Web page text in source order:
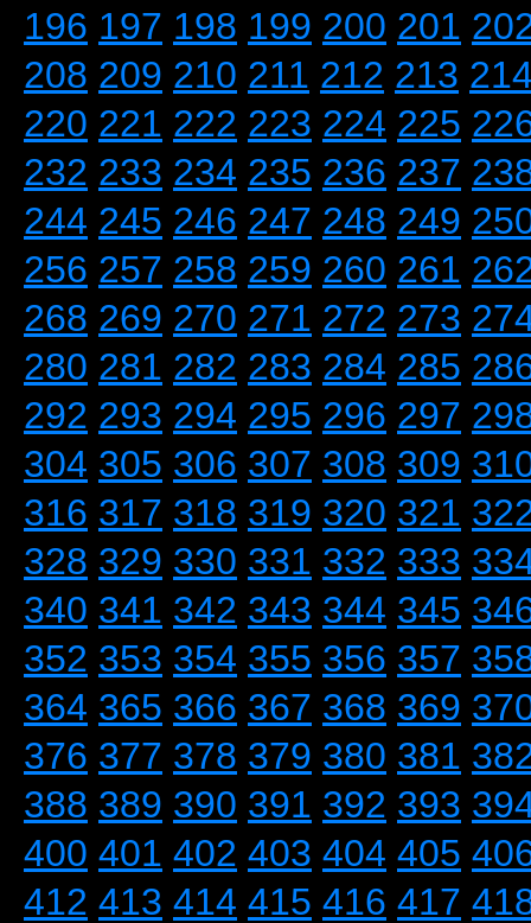
196 197 198 199 200 201
208 209 210 211 212 213
220 221 222 223 224 225
232 233 234 235 236 237
244 245 246 247 248 249
256 257 258 259 260 261
268 269 270 271 272 273
280 281 282 283 284 285
292 293 294 295 296 297
304 305 306 307 308 309
316 317 318 319 320 321
328 329 330 331 332 333
340 341 342 343 344 345
352 353 354 355 356 357
364 365 366 367 368 369
376 377 378 379 380 381
388 389 390 391 392 393
400 401 402 403 404 405
412 413 414 415 416 417